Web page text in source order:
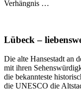
Verhängnis …
Lübeck –
Die alte Hansestadt an
mit ihren
die bekannteste
die UNESCO die